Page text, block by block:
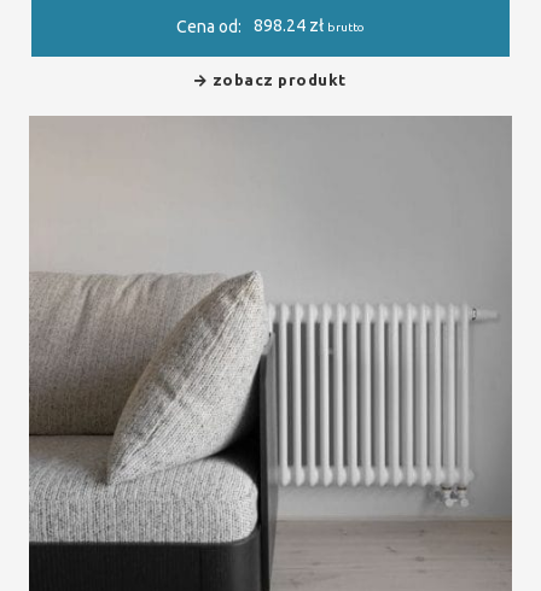
Cena od: 898.24 zł brutto
zobacz produkt